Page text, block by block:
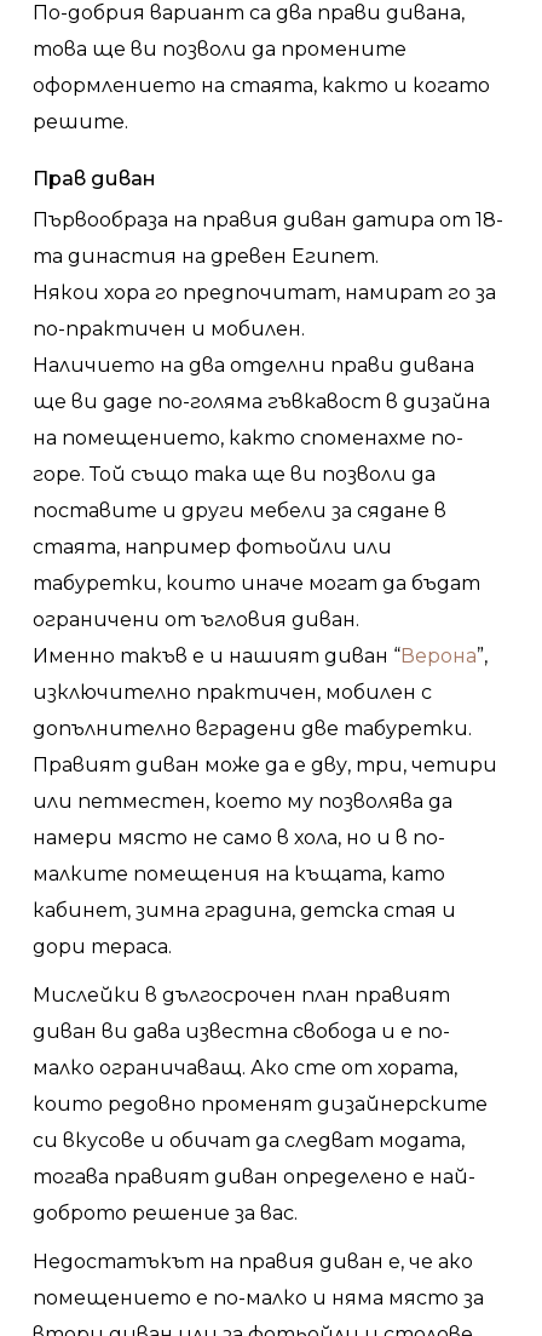
По-добрия вариант са два прави дивана,
това ще ви позволи да промените
оформлението на стаята, както и когато
решите.
Прав диван
Първообраза на правия диван датира от 18-
та династия на древен Египет.
Някои хора го предпочитат, намират го за
по-практичен и мобилен.
Наличието на два отделни прави дивана
ще ви даде по-голяма гъвкавост в дизайна
на помещението, както споменахме по-
горе. Той също така ще ви позволи да
поставите и други мебели за сядане в
стаята, например фотьойли или
табуретки, които иначе могат да бъдат
ограничени от ъгловия диван.
Именно такъв е и нашият диван “Верона”,
изключително практичен, мобилен с
допълнително вградени две табуретки.
Правият диван може да е дву, три, четири
или петместен, което му позволява да
намери място не само в хола, но и в по-
малките помещения на къщата, като
кабинет, зимна градина, детска стая и
дори тераса.
Мислейки в дългосрочен план правият
диван ви дава известна свобода и е по-
малко ограничаващ. Ако сте от хората,
които редовно променят дизайнерските
си вкусове и обичат да следват модата,
тогава правият диван определено е най-
доброто решение за вас.
Недостатъкът на правия диван е, че ако
помещението е по-малко и няма място за